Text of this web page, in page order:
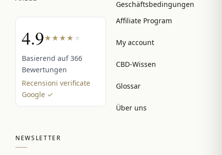
4.9★★★★ ★
Basierend auf 366
Bewertungen
Recensioni verificate
Google ✓
Geschäftsbedingungen
Affiliate Program
My account
CBD-Wissen
Glossar
Über uns
NEWSLETTER